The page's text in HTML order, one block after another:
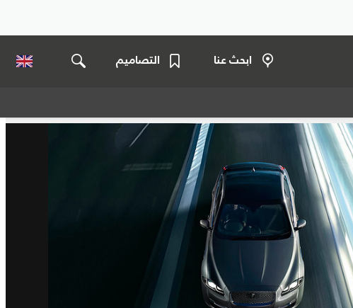
ابحث عنا التصاميم